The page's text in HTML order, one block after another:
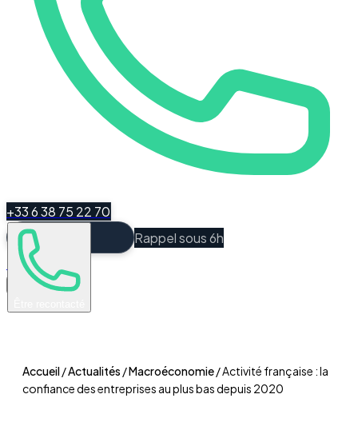
+33 6 38 75 22 70
Rappel sous 6h
Espace Client
Accueil/Actualités /Macroéconomie/Activité française : la
confiance des entreprises au plus bas depuis 2020